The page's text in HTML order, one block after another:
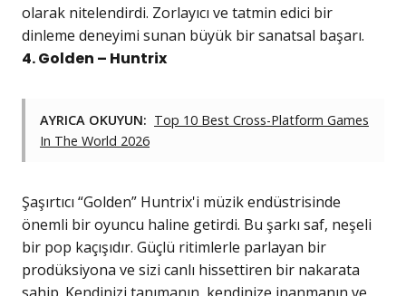
olarak nitelendirdi. Zorlayıcı ve tatmin edici bir
dinleme deneyimi sunan büyük bir sanatsal başarı.
4. Golden – Huntrix
AYRICA OKUYUN: Top 10 Best Cross-Platform Games
In The World 2026
Şaşırtıcı “Golden” Huntrix'i müzik endüstrisinde
önemli bir oyuncu haline getirdi. Bu şarkı saf, neşeli
bir pop kaçışıdır. Güçlü ritimlerle parlayan bir
prodüksiyona ve sizi canlı hissettiren bir nakarata